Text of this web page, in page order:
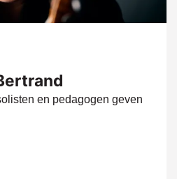
en pedagogen geven